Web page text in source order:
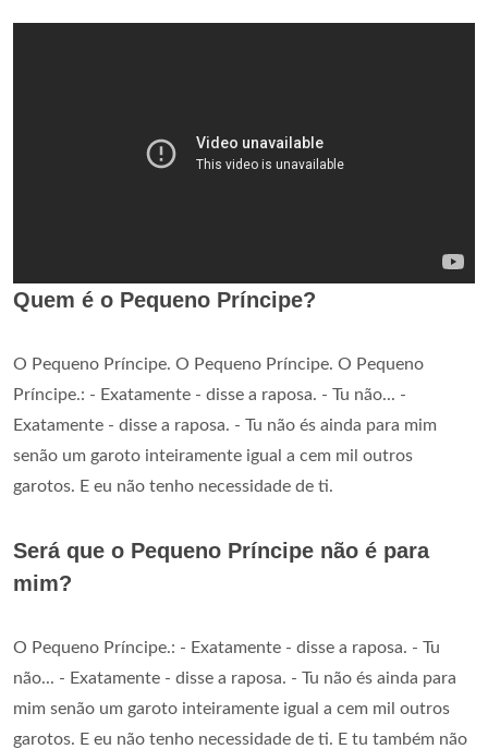
Quem é o Pequeno Príncipe?
O Pequeno Príncipe. O Pequeno Príncipe. O Pequeno
Príncipe.: - Exatamente - disse a raposa. - Tu não... -
Exatamente - disse a raposa. - Tu não és ainda para mim
senão um garoto inteiramente igual a cem mil outros
garotos. E eu não tenho necessidade de ti.
Será que o Pequeno Príncipe não é para
mim?
O Pequeno Príncipe.: - Exatamente - disse a raposa. - Tu
não... - Exatamente - disse a raposa. - Tu não és ainda para
mim senão um garoto inteiramente igual a cem mil outros
garotos. E eu não tenho necessidade de ti. E tu também não